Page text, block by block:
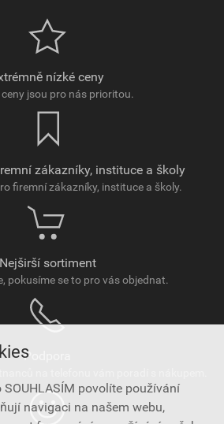
povolíte používání
navigaci na našem webu,
nízké ceny
ceny jsou pro nás prioritou.
zákazníky, instituce a školy
firemní zákazníky, instituce a školy.
Nejširší sortiment
pokusíme se to pro vás objednat.
Podpora